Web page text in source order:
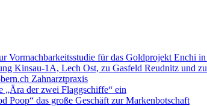
Vormachbarkeitsstudie für das Goldprojekt Enchi in
Kinsau-1A, Lech Ost, zu Gasfeld Reudnitz und
Zahnarztpraxis
„Ära der zwei Flaggschiffe“ ein
Poop“ das große Geschäft zur Markenbotschaft